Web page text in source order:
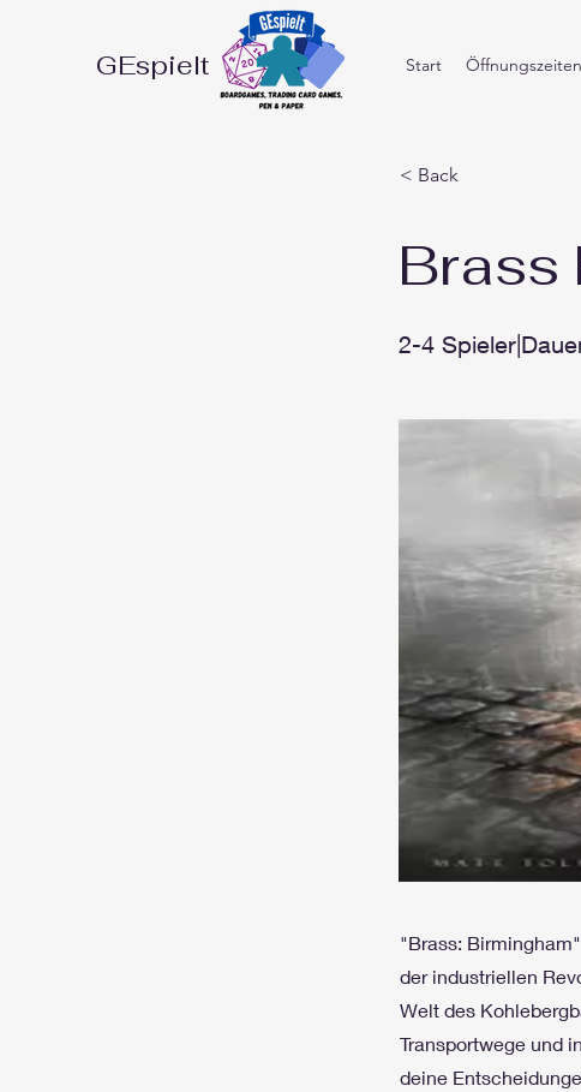
GEspielt Start
< Back
Brass
2-4
"Brass:
der industriellen
Welt des
Transportwege und
deine